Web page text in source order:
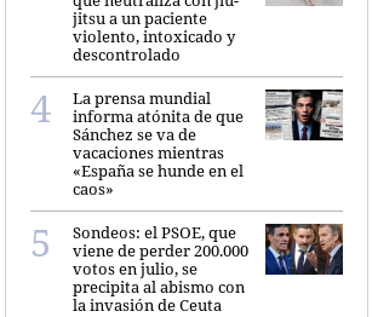
jitsu a un paciente
violento, intoxicado y
descontrolado
La prensa mundial
informa atónita de que
Sánchez se va de
vacaciones mientras
«España se hunde en el
caos»
Sondeos: el PSOE, que
viene de perder 200.000
votos en julio, se
precipita al abismo con
la invasión de Ceuta